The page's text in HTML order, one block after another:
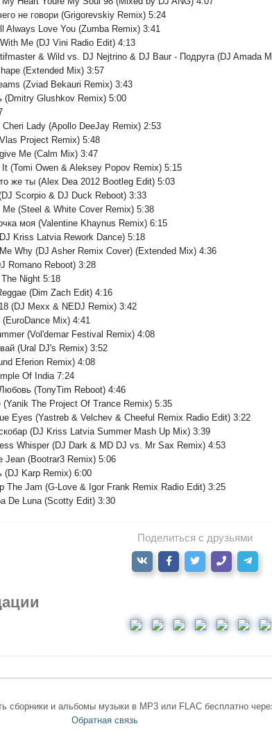
не говори (Grigorevskiy Remix) 5:24
Always Love You (Zumba Remix) 3:41
Me (DJ Vini Radio Edit) 4:13
& Wild vs. DJ Nejtrino & DJ Baur - Подруга (DJ Amada
(Extended Mix) 3:57
(Zviad Bekauri Remix) 3:43
(Dmitry Glushkov Remix) 5:00
Lady (Apollo DeeJay Remix) 2:53
Project Remix) 5:48
Me (Calm Mix) 3:47
(Tomi Owen & Aleksey Popov Remix) 5:15
же ты (Alex Dea 2012 Bootleg Edit) 5:03
Scorpio & DJ Duck Reboot) 3:33
(Steel & White Cover Remix) 5:38
моя (Valentine Khaynus Remix) 6:15
Kriss Latvia Rework Dance) 5:18
Why (DJ Asher Remix Cover) (Extended Mix) 4:36
Romano Reboot) 3:28
Night 5:18
(Dim Zach Edit) 4:16
(DJ Mexx & NEDJ Remix) 3:42
Mix) 4:41
(Vol'demar Festival Remix) 4:08
(Ural DJ's Remix) 3:52
Eferion Remix) 4:08
Of India 7:24
(TonyTim Reboot) 4:46
The Project Of Trance Remix) 5:35
Eyes (Yastreb & Velchev & Cheeful Remix Radio Edit) 3:22
(DJ Kriss Latvia Summer Mash Up Mix) 3:39
Whisper (DJ Dark & MD DJ vs. Mr Sax Remix) 4:53
(Bootrar3 Remix) 5:06
Karp Remix) 6:00
The Jam (G-Love & Igor Frank Remix Radio Edit) 3:25
De Luna (Scotty Edit) 3:30
Поделиться с друзьями
сборники и альбомы музыки в MP3 или FLAC бесплатно
Обратная связь